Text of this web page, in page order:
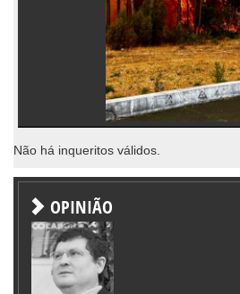
Não há inqueritos válidos.
OPINIÃO